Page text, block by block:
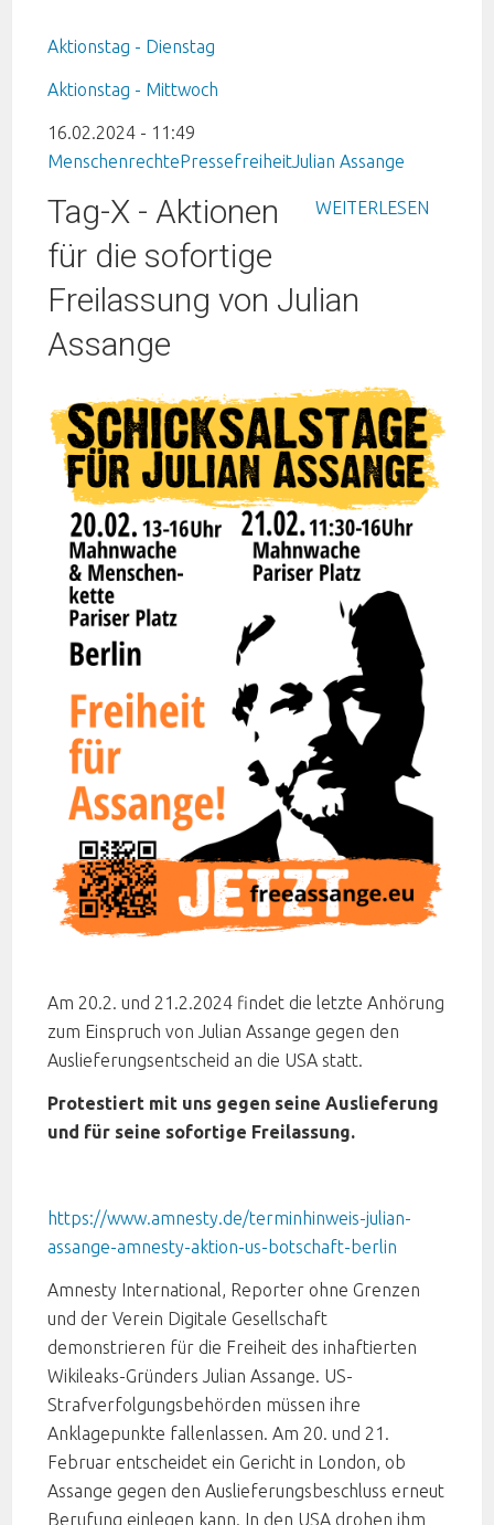
Aktionstag - Dienstag
Aktionstag - Mittwoch
16.02.2024 - 11:49
MenschenrechtePressefreiheitJulian Assange
WEITERLESEN
Tag-X - Aktionen
für die sofortige
Freilassung von Julian
Assange
Am 20.2. und 21.2.2024 findet die letzte Anhörung
zum Einspruch von Julian Assange gegen den
Auslieferungsentscheid an die USA statt.
Protestiert mit uns gegen seine Auslieferung
und für seine sofortige Freilassung.
https://www.amnesty.de/terminhinweis-julian-
assange-amnesty-aktion-us-botschaft-berlin
Amnesty International, Reporter ohne Grenzen
und der Verein Digitale Gesellschaft
demonstrieren für die Freiheit des inhaftierten
Wikileaks-Gründers Julian Assange. US-
Strafverfolgungsbehörden müssen ihre
Anklagepunkte fallenlassen. Am 20. und 21.
Februar entscheidet ein Gericht in London, ob
Assange gegen den Auslieferungsbeschluss erneut
Berufung einlegen kann. In den USA drohen ihm